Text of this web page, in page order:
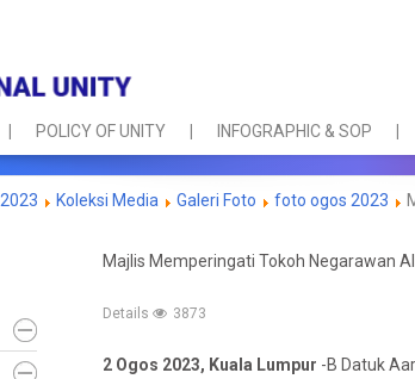
POLICY OF UNITY INFOGRAPHIC & SOP
2023 Koleksi Media Galeri Foto foto ogos 2023
Majlis Memperingati Tokoh Negarawan
Details 3873
2 Ogos 2023, Kuala Lumpur -B Datuk